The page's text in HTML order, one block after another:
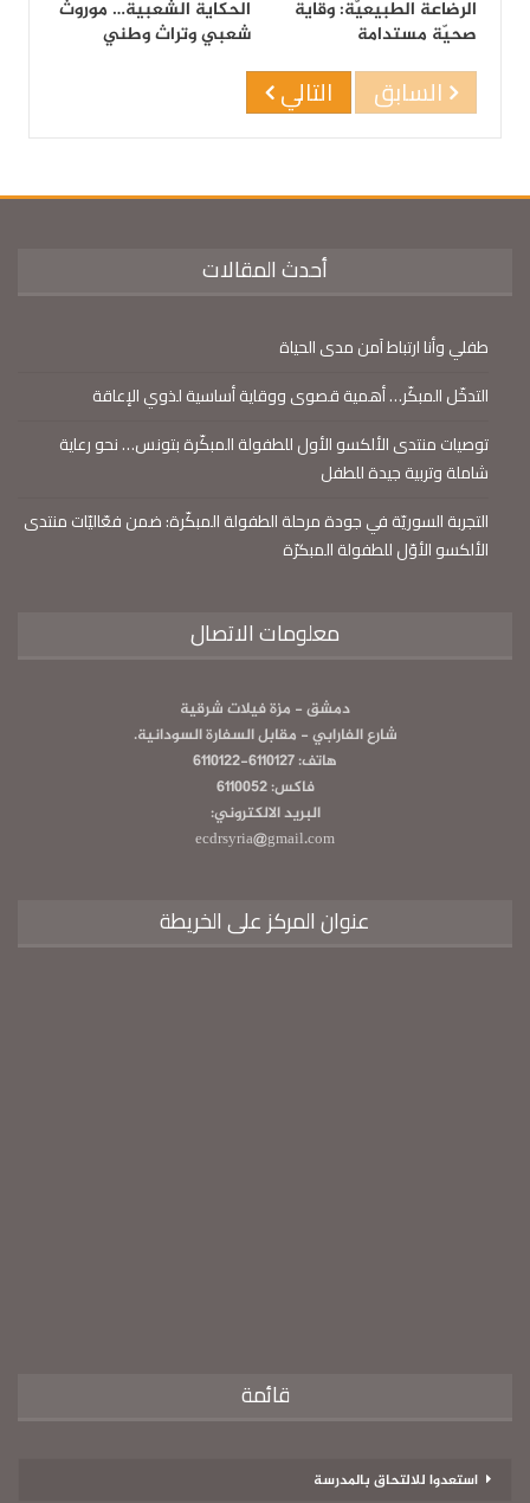
الرضاعة الطبيعيّة: وقاية
صحيّة مستدامة
الحكاية الشعبية… موروث
شعبي وتراث وطني
السابق التالي
أحدث المقالات
طفلي وأنا ارتباط آمن مدى الحياة
التدخّل المبكّر… أهمية قصوى ووقاية أساسية لذوي الإعاقة
توصيات منتدى الألكسو الأول للطفولة المبكّرة بتونس… نحو رعاية
شاملة وتربية جيدة للطفل
التجربة السوريّة في جودة مرحلة الطفولة المبكّرة: ضمن فعّاليّات منتدى
الألكسو الأوّل للطفولة المبكرّة
معلومات الاتصال
دمشق - مزة فيلات شرقية
شارع الفارابي - مقابل السفارة السودانية.
هاتف: 6110127-6110122
فاكس: 6110052
البريد الالكتروني:
ecdrsyria@gmail.com
عنوان المركز على الخريطة
قائمة
استعدوا للالتحاق بالمدرسة